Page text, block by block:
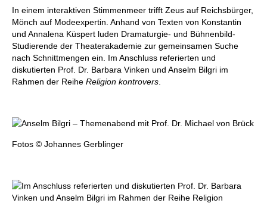
In einem interaktiven Stimmenmeer trifft Zeus auf Reichsbürger,
Mönch auf Modeexpertin. Anhand von Texten von Konstantin
und Annalena Küspert luden Dramaturgie- und Bühnenbild-
Studierende der Theaterakademie zur gemeinsamen Suche
nach Schnittmengen ein. Im Anschluss referierten und
diskutierten Prof. Dr. Barbara Vinken und Anselm Bilgri im
Rahmen der Reihe Religion kontrovers
Fotos © Johannes Gerblinger